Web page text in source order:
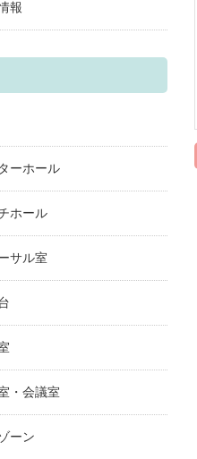
報
ーホール
ホール
サル室
・会議室
ーン